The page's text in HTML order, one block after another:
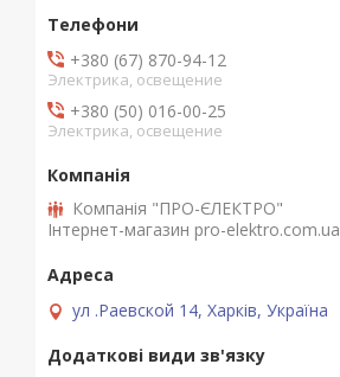
+380 (67) 870-94-12
Электрика, освещение
+380 (50) 016-00-25
Электрика, освещение
Компанія "ПРО-ЄЛЕКТРО"
Інтернет-магазин pro-elektro.com.ua
ул .Раевской 14, Харків, Україна